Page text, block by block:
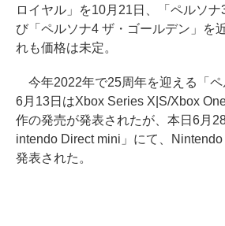
ロイヤル」を10月21日、「ペルソナ
び「ペルソナ4 ザ・ゴールデン」を
れも価格は未定。
今年2022年で25周年を迎える「ペ
6月13日はXbox Series X|S/Xbox
作の発売が発表されたが、本日6月
intendo Direct mini」にて、
発表された。